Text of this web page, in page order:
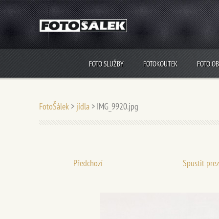
FOTO SLUŽBY FOTOKOUTEK FOTO
FotoŠálek > jídla > IMG_9920.jpg
Předchozí Spustit